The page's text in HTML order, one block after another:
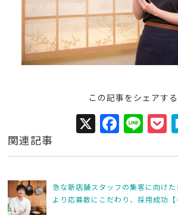
この記事をシェアする
X F
c
e
b
Li
e
関連記事
急な新店舗スタッフの集客に向け
より応募数にこだわり、採用成功【